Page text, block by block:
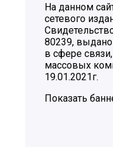
На данном
сетевого
80239,
в сфере
массовых
19.01.2021г.
Показать